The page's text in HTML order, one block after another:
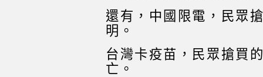
還有，中國限電，民眾
明。
台灣卡疫苗，民眾搶買
亡。